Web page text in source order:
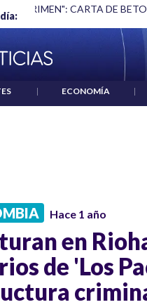
UN CRIMEN": CARTA DE
| ECONOMÍA |
Hace 1 año
en
de 'Los